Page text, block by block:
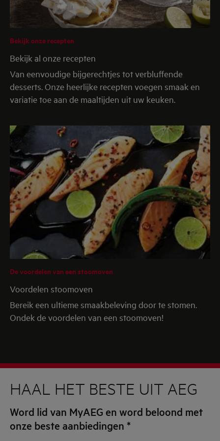
Bekijk onze recepten
Bekijk al onze recepten
Van eenvoudige bijgerechtjes tot verbluffende
desserts. Onze heerlijke recepten voegen smaak en
variatie toe aan de maaltijden uit uw keuken.
De voordelen van een stoomoven
Voordelen stoomoven
Bereik een ultieme smaakbeleving door te stomen.
Ondek de voordelen van een stoomoven!
HAAL HET BESTE UIT AEG
Word lid van MyAEG en word beloond met
onze beste aanbiedingen *